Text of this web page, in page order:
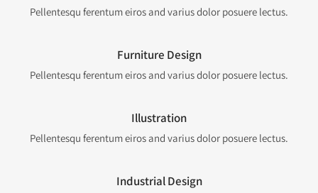
Pellentesqu ferentum eiros and varius dolor posuere lectus.
Furniture Design
Pellentesqu ferentum eiros and varius dolor posuere lectus.
Illustration
Pellentesqu ferentum eiros and varius dolor posuere lectus.
Industrial Design